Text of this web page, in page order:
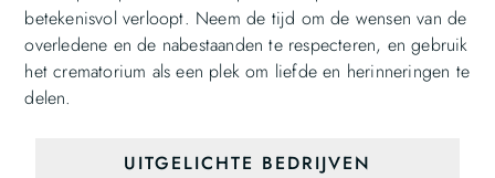
betekenisvol verloopt. Neem de tijd om de wensen van de
overledene en de nabestaanden te respecteren, en gebruik
het crematorium als een plek om liefde en herinneringen te
delen.
UITGELICHTE BEDRIJVEN